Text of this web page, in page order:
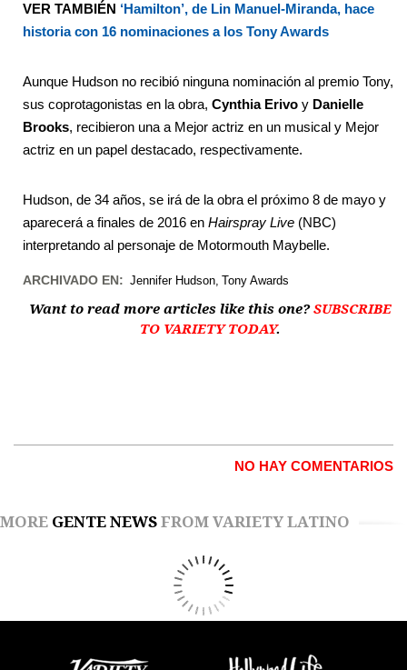
VER TAMBIÉN ‘Hamilton’, de Lin Manuel-Miranda, hace
historia con 16 nominaciones a los Tony Awards
Aunque Hudson no recibió ninguna nominación al premio Tony,
sus coprotagonistas en la obra, Cynthia Erivo y Danielle
Brooks, recibieron una a Mejor actriz en un musical y Mejor
actriz en un papel destacado, respectivamente.
Hudson, de 34 años, se irá de la obra el próximo 8 de mayo y
aparecerá a finales de 2016 en Hairspray Live (NBC)
interpretando al personaje de Motormouth Maybelle.
ARCHIVADO EN: Jennifer Hudson Tony Awards
Want to read more articles like this one?SUBSCRIBE
TO VARIETY TODAY.
NO HAY COMENTARIOS
MORE GENTE NEWS FROM VARIETY LATINO